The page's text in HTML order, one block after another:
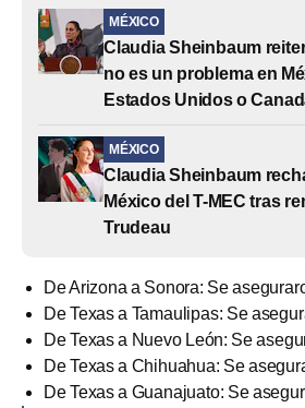
MÉXICO
Claudia Sheinbaum
no es un problema en
Estados Unidos o
MÉXICO
Claudia Sheinbaum
México del T-MEC tras
Trudeau
De Arizona a Sonora: Se
De Texas a Tamaulipas: Se
De Texas a Nuevo León: Se
De Texas a Chihuahua: Se
De Texas a Guanajuato: Se